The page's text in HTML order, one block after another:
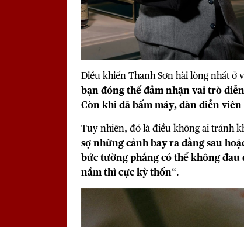
Điều khiến Thanh Sơn hài lòng nhất ở
bạn đóng thế đảm nhận vai trò
Còn khi đã bấm máy, dàn diễn
Tuy nhiên, đó là điều không ai tránh
sợ những cảnh bay ra đằng sau
bức tường phẳng có thể không
nắm thì cực kỳ thốn“.